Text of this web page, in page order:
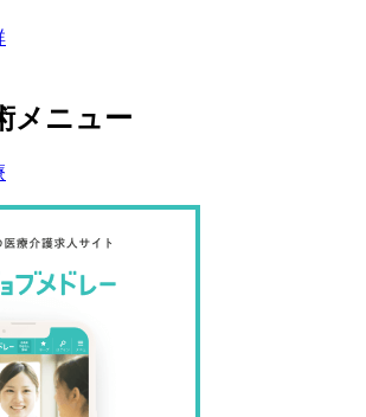
メニュー